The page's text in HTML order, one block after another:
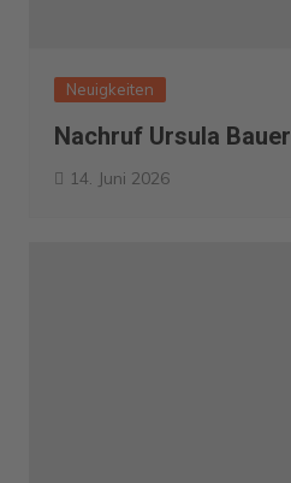
Neuigkeiten
Nachruf Ursula Bauer
14. Juni 2026